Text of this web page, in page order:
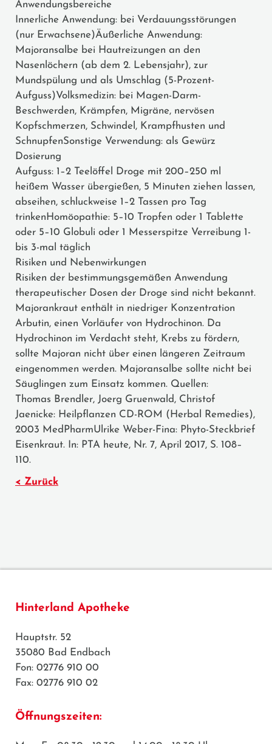
Anwendungsbereiche
Innerliche Anwendung: bei Verdauungsstörungen
(nur Erwachsene)Äußerliche Anwendung:
Majoransalbe bei Hautreizungen an den
Nasenlöchern (ab dem 2. Lebensjahr), zur
Mundspülung und als Umschlag (5-Prozent-
Aufguss)Volksmedizin: bei Magen-Darm-
Beschwerden, Krämpfen, Migräne, nervösen
Kopfschmerzen, Schwindel, Krampfhusten und
SchnupfenSonstige Verwendung: als Gewürz
Dosierung
Aufguss: 1–2 Teelöffel Droge mit 200–250 ml
heißem Wasser übergießen, 5 Minuten ziehen lassen,
abseihen, schluckweise 1–2 Tassen pro Tag
trinkenHomöopathie: 5–10 Tropfen oder 1 Tablette
oder 5–10 Globuli oder 1 Messerspitze Verreibung 1-
bis 3-mal täglich
Risiken und Nebenwirkungen
Risiken der bestimmungsgemäßen Anwendung
therapeutischer Dosen der Droge sind nicht bekannt.
Majorankraut enthält in niedriger Konzentration
Arbutin, einen Vorläufer von Hydrochinon. Da
Hydrochinon im Verdacht steht, Krebs zu fördern,
sollte Majoran nicht über einen längeren Zeitraum
eingenommen werden. Majoransalbe sollte nicht bei
Säuglingen zum Einsatz kommen. Quellen:
Thomas Brendler, Joerg Gruenwald, Christof
Jaenicke: Heilpflanzen CD-ROM (Herbal Remedies),
2003 MedPharmUlrike Weber-Fina: Phyto-Steckbrief
Eisenkraut. In: PTA heute, Nr. 7, April 2017, S. 108–
110.
< Zurück
Hinterland Apotheke
Hauptstr. 52
35080 Bad Endbach
Fon: 02776 910 00
Fax: 02776 910 02
Öffnungszeiten: